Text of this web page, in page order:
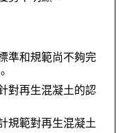
準和規範尚不夠完
對再生混凝土的認
規範對再生混凝土